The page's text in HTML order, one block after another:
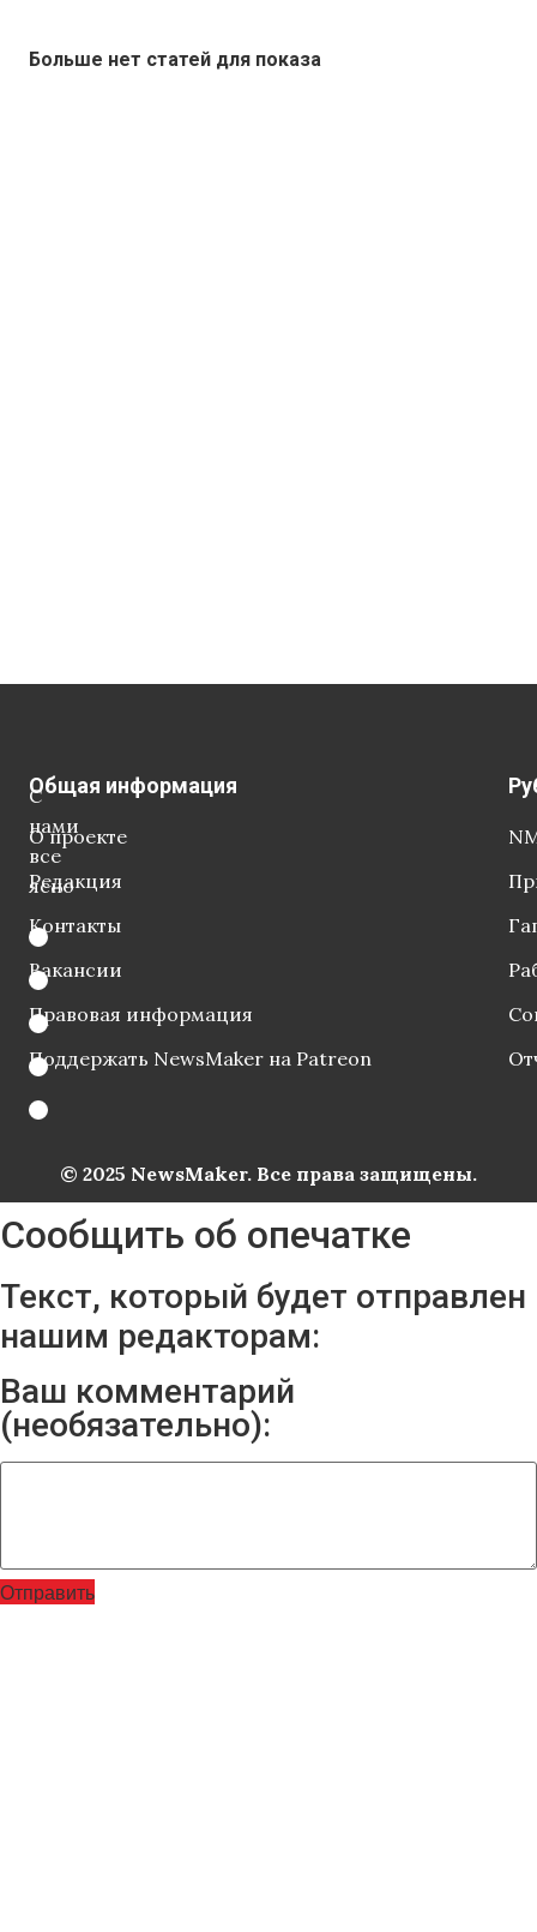
Больше нет статей для показа
С
нами
все
ясно
Общая информация
О проекте
Редакция
Контакты
Вакансии
Правовая информация
Поддержать NewsMaker на Patreon
© 2025 NewsMaker. Все права защищены.
Сообщить об опечатке
Текст, который будет отправлен
нашим редакторам:
Ваш комментарий
(необязательно):
Отправить